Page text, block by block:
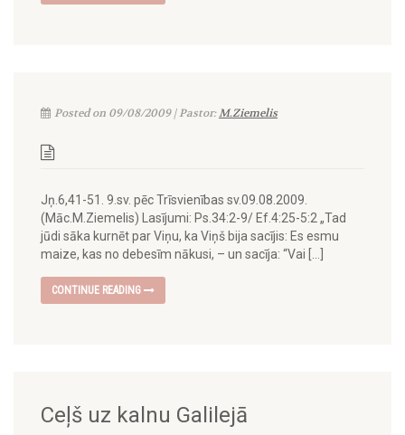
Posted on 09/08/2009 | Pastor:M.Ziemelis
Jņ.6,41-51. 9.sv. pēc Trīsvienības sv.09.08.2009.
(Māc.M.Ziemelis) Lasījumi: Ps.34:2-9/ Ef.4:25-5:2 „Tad
jūdi sāka kurnēt par Viņu, ka Viņš bija sacījis: Es esmu
maize, kas no debesīm nākusi, – un sacīja: “Vai […]
CONTINUE READING
Ceļš uz kalnu Galilejā